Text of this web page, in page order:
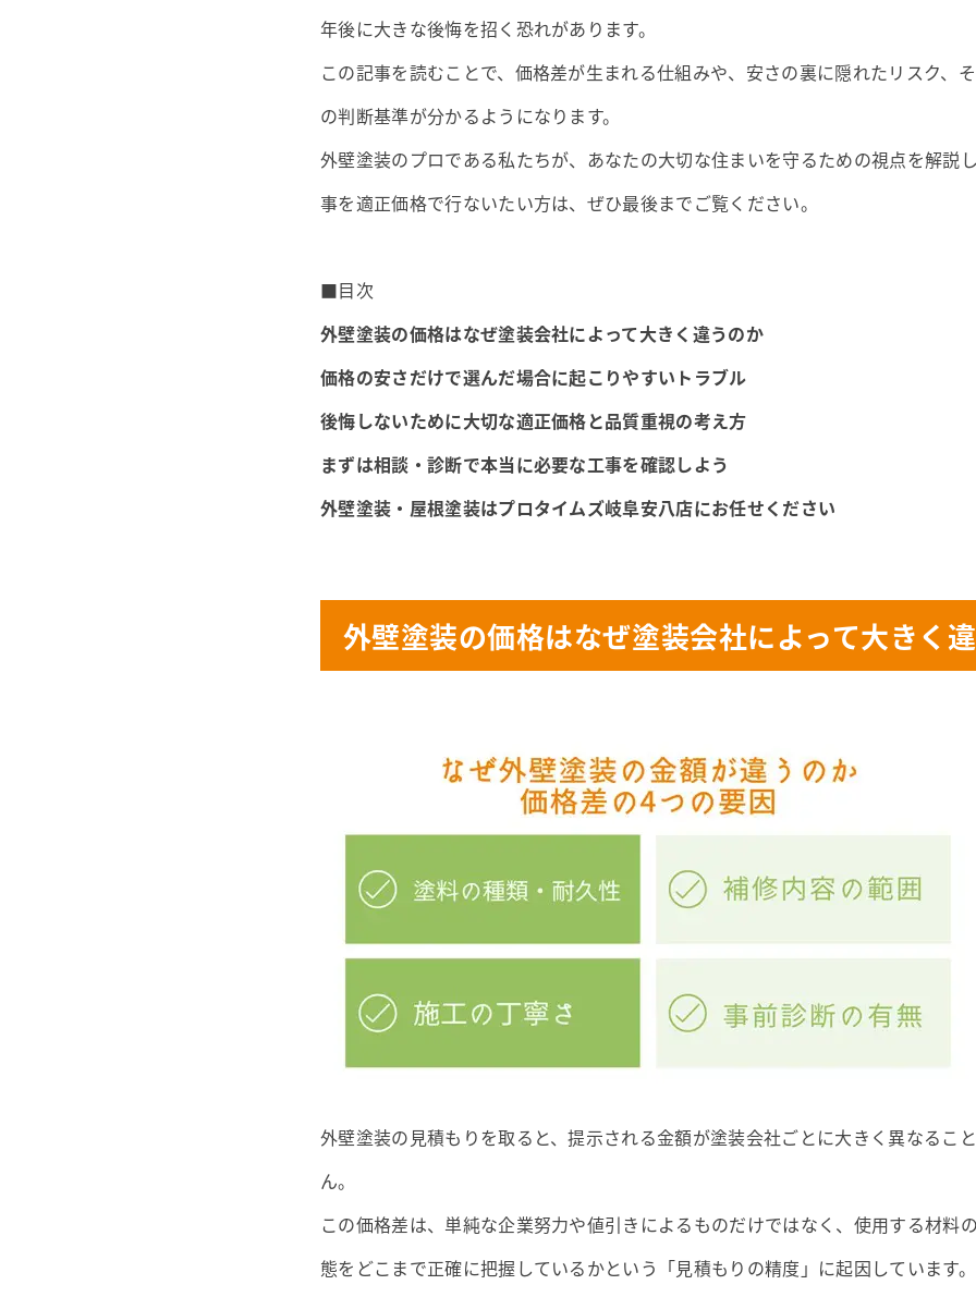
年後に大きな後悔を招く恐れがあります。
この記事を読むことで、価格差が生まれる仕組みや、安さの裏に隠れたリスク、
の判断基準が分かるようになります。
外壁塗装のプロである私たちが、あなたの大切な住まいを守るための視点を解説
事を適正価格で行ないたい方は、ぜひ最後までご覧ください。
■目次
外壁塗装の価格はなぜ塗装会社によって大きく違うのか
価格の安さだけで選んだ場合に起こりやすいトラブル
後悔しないために大切な適正価格と品質重視の考え方
まずは相談・診断で本当に必要な工事を確認しよう
外壁塗装・屋根塗装はプロタイムズ岐阜安八店にお任せください
外壁塗装の価格はなぜ塗装会社によって大きく
外壁塗装の見積もりを取ると、提示される金額が塗装会社ごとに大きく異なるこ
ん。
この価格差は、単純な企業努力や値引きによるものだけではなく、使用する材料
態をどこまで正確に把握しているかという「見積もりの精度」に起因しています。